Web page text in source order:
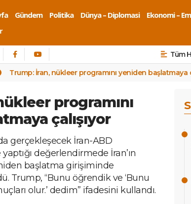
Gündem Politika Dünya – Diplomasi Ekonomi –
Tüm
Trump: İran, nükleer programını yeniden başlatmaya
programını
çalışıyor
gerçekleşecek İran-ABD
değerlendirmede İran’ın
başlatma girişiminde
Trump, “Bunu öğrendik ve ‘Bunu
olur.’ dedim” ifadesini kullandı.